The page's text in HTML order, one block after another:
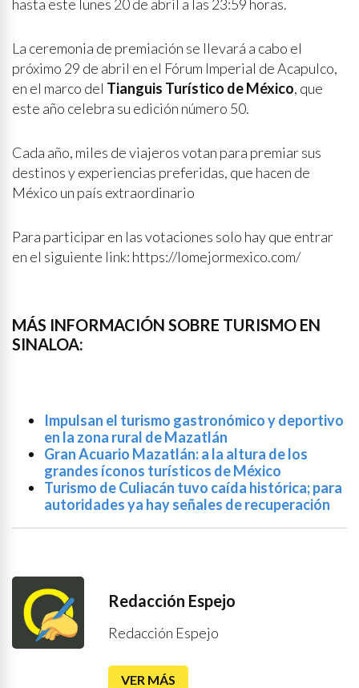
hasta este lunes 20 de abril a las 23:59 horas.
La ceremonia de premiación se llevará a cabo el
próximo 29 de abril en el Fórum Imperial de Acapulco,
en el marco del Tianguis Turístico de México, que
este año celebra su edición número 50.
Cada año, miles de viajeros votan para premiar sus
destinos y experiencias preferidas, que hacen de
México un país extraordinario
Para participar en las votaciones solo hay que entrar
en el siguiente link: https://lomejormexico.com/
MÁS INFORMACIÓN SOBRE TURISMO EN
SINALOA:
Impulsan el turismo gastronómico y deportivo
en la zona rural de Mazatlán
Gran Acuario Mazatlán: a la altura de los
grandes íconos turísticos de México
Turismo de Culiacán tuvo caída histórica; para
autoridades ya hay señales de recuperación
Redacción Espejo
Redacción Espejo
VER MÁS